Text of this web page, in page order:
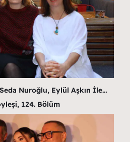
Nuroğlu, Eylül Aşkın İle…
124. Bölüm